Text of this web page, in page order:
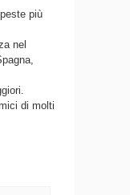
più
nel
di molti